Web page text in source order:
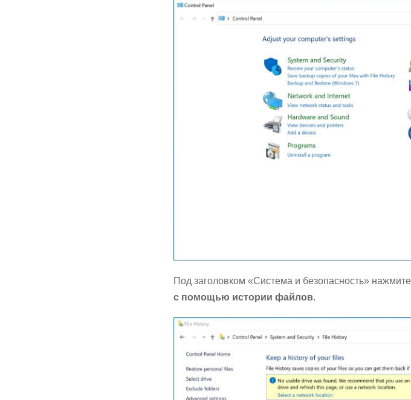
Под заголовком «Система и безопасность» нажмите
с помощью истории файлов.